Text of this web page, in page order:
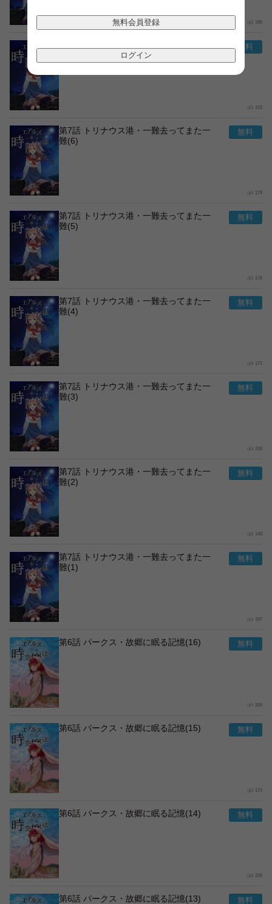
無料会員登録
ログイン
186
153
第7話 トリナウス港・一難去ってまた一
難(6)
179
第7話 トリナウス港・一難去ってまた一
難(5)
176
第7話 トリナウス港・一難去ってまた一
難(4)
171
第7話 トリナウス港・一難去ってまた一
難(3)
158
第7話 トリナウス港・一難去ってまた一
難(2)
145
第7話 トリナウス港・一難去ってまた一
難(1)
187
第6話 パークス・故郷に眠る記憶(16)
200
第6話 パークス・故郷に眠る記憶(15)
173
第6話 パークス・故郷に眠る記憶(14)
225
第6話 パークス・故郷に眠る記憶(13)